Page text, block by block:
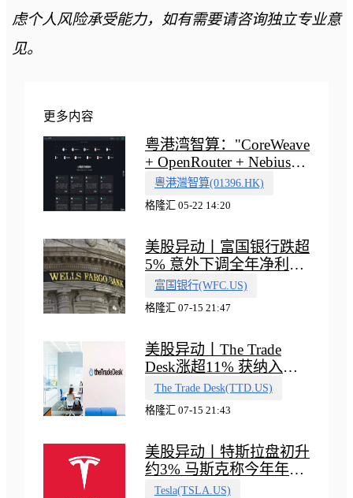
虑个人风险承受能力，如有需要请咨询独立专业意
见。
更多内容
粤港湾智算："CoreWeave
+ OpenRouter + Nebius"
多向融合的中国智算新范
式
粵港灣智算(01396.HK)
格隆汇 05-22 14:20
美股异动丨富国银行跌超
5% 意外下调全年净利息
收入指引
富国银行(WFC.US)
格隆汇 07-15 21:47
美股异动丨The Trade
Desk涨超11% 获纳入标
普500指数
The Trade Desk(TTD.US)
格隆汇 07-15 21:43
美股异动丨特斯拉盘初升
约3% 马斯克称今年年底
会有‘史诗级震撼’的演示
Tesla(TSLA.US)